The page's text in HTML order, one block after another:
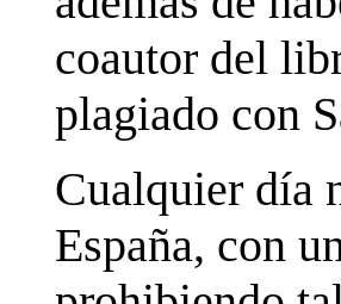
coautor del
plagiado con
Cualquier día
España, con